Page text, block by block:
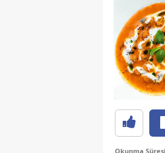
Okunma